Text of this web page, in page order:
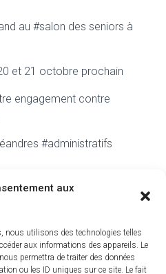
aux
nous utilisons des technologies telles
aux informations des appareils. Le
permettra de traiter des données
ou les ID uniques sur ce site. Le fait
au #salon des seniors à
et 21 octobre prochain
engagement contre
#administratifs